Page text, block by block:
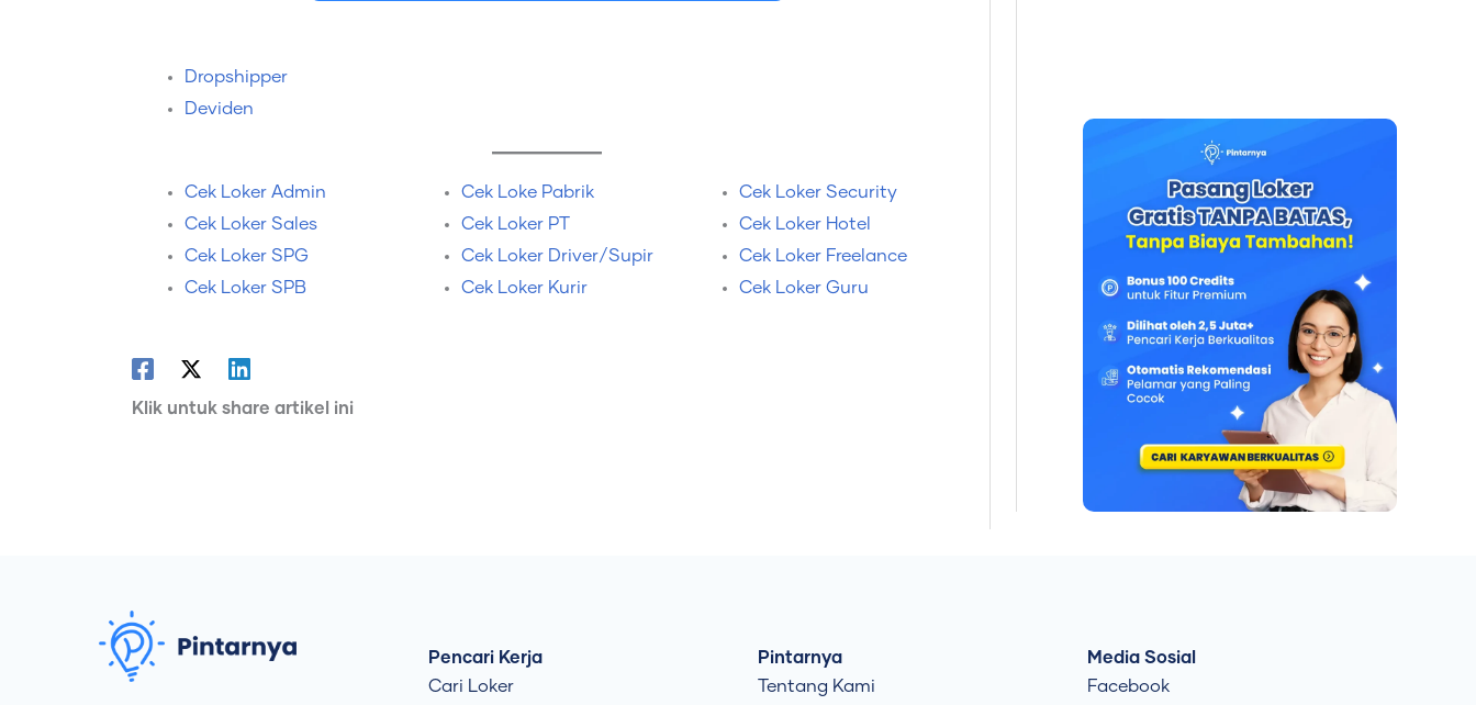
Dropshipper
Deviden
Cek Loker Admin
Cek Loker Sales
Cek Loker SPG
Cek Loker SPB
Cek Loke Pabrik
Cek Loker PT
Cek Loker Driver/Supir
Cek Loker Kurir
Cek Loker Security
Cek Loker Hotel
Cek Loker Freelance
Cek Loker Guru
Klik untuk share artikel ini
Pencari Kerja
Cari Loker
Pintarnya
Tentang Kami
Media Sosial
Facebook